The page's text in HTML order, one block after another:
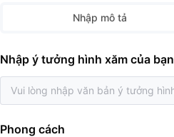
Nhập mô tả
Nhập ý tưởng hình xăm của bạn
Phong cách